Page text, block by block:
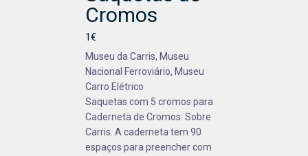
Cromos
1€
Museu da Carris, Museu
Nacional Ferroviário, Museu
Carro Elétrico
Saquetas com 5 cromos para
Caderneta de Cromos: Sobre
Carris. A caderneta tem 90
espaços para preencher com